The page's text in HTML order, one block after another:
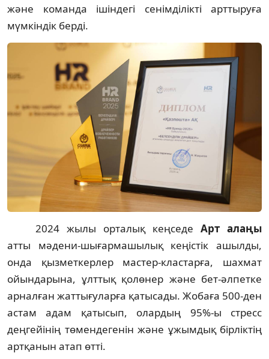
және команда ішіндегі сенімділікті арттыруға
мүмкіндік берді.
2024 жылы орталық кеңседеАрт алаңы
атты мәдени-шығармашылық кеңістік ашылды,
онда қызметкерлер мастер-кластарға, шахмат
ойындарына, ұлттық қолөнер және бет-әлпетке
арналған жаттығуларға қатысады. Жобаға 500-ден
астам адам қатысып, олардың 95%-ы стресс
деңгейінің төмендегенін және ұжымдық бірліктің
артқанын атап өтті.